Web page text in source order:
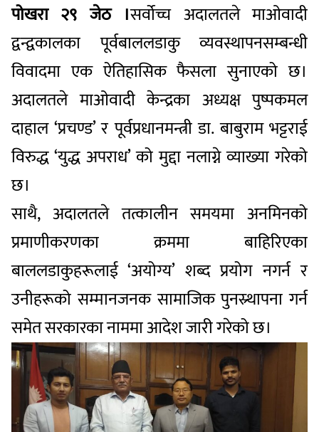
पोखरा २९ जेठ ।सर्वोच्च अदालतले माओवादी
द्वन्द्वकालका पूर्वबाललडाकु व्यवस्थापनसम्बन्धी
विवादमा एक ऐतिहासिक फैसला सुनाएको छ।
अदालतले माओवादी केन्द्रका अध्यक्ष पुष्पकमल
दाहाल ‘प्रचण्ड’ र पूर्वप्रधानमन्त्री डा. बाबुराम भट्टराई
विरुद्ध ‘युद्ध अपराध’ को मुद्दा नलाग्ने व्याख्या गरेको
छ।
​साथै, अदालतले तत्कालीन समयमा अनमिनको
प्रमाणीकरणका क्रममा बाहिरिएका
बाललडाकुहरूलाई ‘अयोग्य’ शब्द प्रयोग नगर्न र
उनीहरूको सम्मानजनक सामाजिक पुनस्र्थापना गर्न
समेत सरकारका नाममा आदेश जारी गरेको छ।